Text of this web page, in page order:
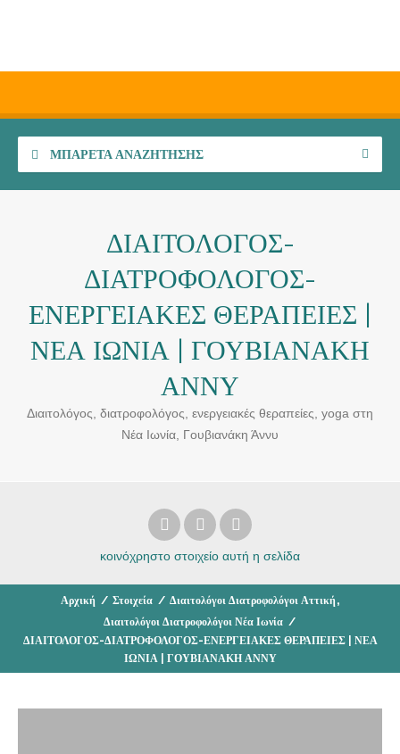
ΜΠΑΡΈΤΑ ΑΝΑΖΉΤΗΣΗΣ
ΔΙΑΙΤΟΛΟΓΟΣ-
ΔΙΑΤΡΟΦΟΛΟΓΟΣ-
ΕΝΕΡΓΕΙΑΚΕΣ ΘΕΡΑΠΕΙΕΣ |
ΝΕΑ ΙΩΝΙΑ | ΓΟΥΒΙΑΝΑΚΗ
ΑΝΝΥ
Διαιτολόγος, διατροφολόγος, ενεργειακές θεραπείες, yoga στη
Νέα Ιωνία, Γουβιανάκη Άννυ
κοινόχρηστο στοιχείο αυτή η σελίδα
Αρχική / Στοιχεία / Διαιτολόγοι Διατροφολόγοι Αττική ,
Διαιτολόγοι Διατροφολόγοι Νέα Ιωνία /
ΔΙΑΙΤΟΛΟΓΟΣ-ΔΙΑΤΡΟΦΟΛΟΓΟΣ-ΕΝΕΡΓΕΙΑΚΕΣ ΘΕΡΑΠΕΙΕΣ | ΝΕΑ
ΙΩΝΙΑ | ΓΟΥΒΙΑΝΑΚΗ ΑΝΝΥ